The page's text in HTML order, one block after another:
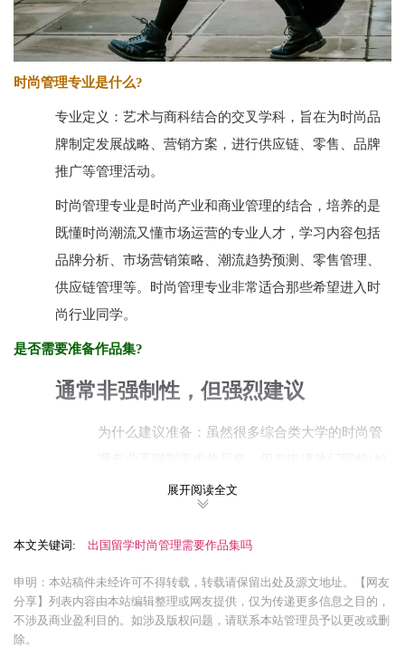
时尚管理专业是什么?
专业定义：艺术与商科结合的交叉学科，旨在为时尚品
牌制定发展战略、营销方案，进行供应链、零售、品牌
推广等管理活动。
时尚管理专业是时尚产业和商业管理的结合，培养的是
既懂时尚潮流又懂市场运营的专业人才，学习内容包括
品牌分析、市场营销策略、潮流趋势预测、零售管理、
供应链管理等。时尚管理专业非常适合那些希望进入时
尚行业同学。
是否需要准备作品集? ​
通常非强制性，但强烈建议
为什么建议准备：虽然很多综合类大学的时尚管
伦敦艺术大学旗下的学院)时，竞争非常激烈。一
份出色的作品集能直观展示你的商业敏锐度、分
析问题的能力和对时尚的独特见解，极大提升你
势，作品集更是弥补短板的绝佳机会。
作品集的形式：它不同于纯艺术专业的设计作品
展开阅读全文
本文关键词: 出国留学时尚管理需要作品集吗
申明：本站稿件未经许可不得转载，转载请保留出处及源文地址。【网友
分享】列表内容由本站编辑整理或网友提供，仅为传递更多信息之目的，
不涉及商业盈利目的。如涉及版权问题，请联系本站管理员予以更改或删
除。